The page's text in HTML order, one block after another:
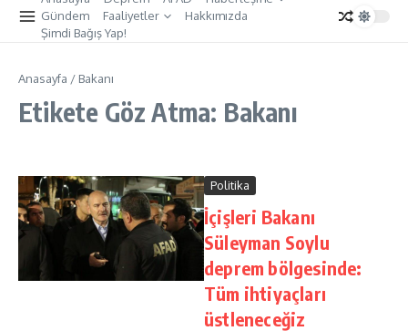
Gündem
Faaliyetler
Hakkımızda
Şimdi Bağış Yap!
Anasayfa / Bakanı
Etikete Göz Atma: Bakanı
Politika
İçişleri Bakanı
Süleyman Soylu
deprem bölgesinde:
Tüm ihtiyaçları
üstleneceğiz